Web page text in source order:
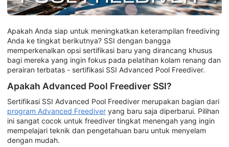
Apakah Anda siap untuk meningkatkan keterampilan freediving
Anda ke tingkat berikutnya? SSI dengan bangga
memperkenalkan opsi sertifikasi baru yang dirancang khusus
bagi mereka yang ingin fokus pada pelatihan kolam renang dan
perairan terbatas - sertifikasi SSI Advanced Pool Freediver.
Apakah Advanced Pool Freediver SSI?
Sertifikasi SSI Advanced Pool Freediver merupakan bagian dari
program Advanced Freediver yang baru saja diperbarui. Pilihan
ini sangat cocok untuk freediver tingkat menengah yang ingin
mempelajari teknik dan pengetahuan baru untuk menyelam
dengan mudah.